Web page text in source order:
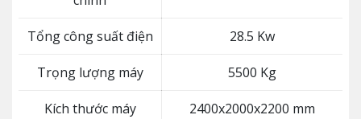
Tổng công suất điện 28.5 Kw
Trọng lượng máy 5500 Kg
Kích thước máy 2400x2000x2200 mm